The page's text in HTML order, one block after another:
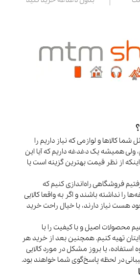
کالاها و لوازمی که نیاز داریم را
ولی همیشه یک دغدغه داریم که آیا این
اینکه از نظر قیمت بهترین گزینه است یا
فروشگاهی راه‌اندازی کنیم که
را نداشته باشند و اگر به واقعا کالایی
هست نیاز دارند، با خیال راحت خرید
محصولات اصیل و با کیفیت را با
تهیه کنیم. همچنین بعد از خرید هر
استفاده، یا بروز مشکل در مورد کالایی
در لحظه پاسخ‌گوی شما خواهند بود.